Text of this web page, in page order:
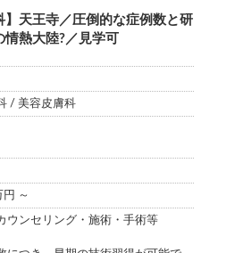
】天王寺／圧倒的な症例数と研
熱大陸?／見学可
/ 美容皮膚科
～
ウンセリング・施術・手術等